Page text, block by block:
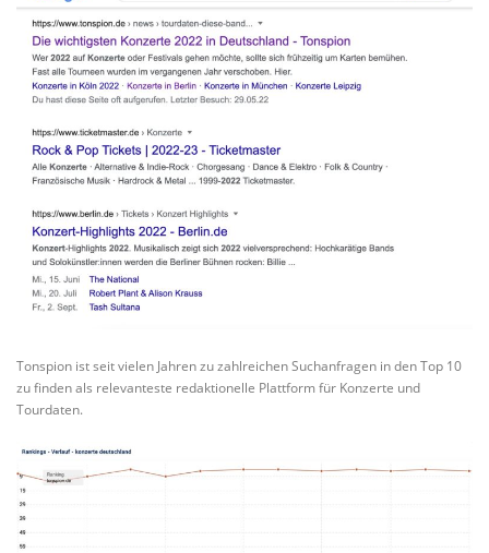
Tonspion ist seit vielen Jahren zu zahlreichen Suchanfragen in den Top 10
zu finden als relevanteste redaktionelle Plattform für Konzerte und
Tourdaten.